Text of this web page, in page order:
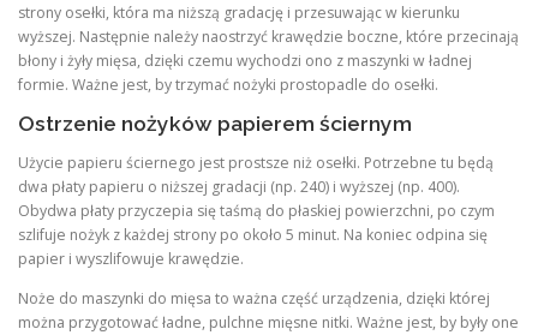
strony osełki, która ma niższą gradację i przesuwając w kierunku
wyższej. Następnie należy naostrzyć krawędzie boczne, które przecinają
błony i żyły mięsa, dzięki czemu wychodzi ono z maszynki w ładnej
formie. Ważne jest, by trzymać nożyki prostopadle do osełki.
Ostrzenie nożyków papierem ściernym
Użycie papieru ściernego jest prostsze niż osełki. Potrzebne tu będą
dwa płaty papieru o niższej gradacji (np. 240) i wyższej (np. 400).
Obydwa płaty przyczepia się taśmą do płaskiej powierzchni, po czym
szlifuje nożyk z każdej strony po około 5 minut. Na koniec odpina się
papier i wyszlifowuje krawędzie.
Noże do maszynki do mięsa to ważna część urządzenia, dzięki której
można przygotować ładne, pulchne mięsne nitki. Ważne jest, by były one